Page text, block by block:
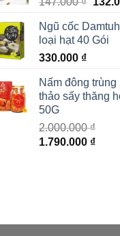
là:
Ngũ cốc
loại hạt 40 Gói
330.000 ₫
Nấm đông trùng
thảo sấy thăng
50G
2.000.000₫
Giá
1.790.000 ₫Giá